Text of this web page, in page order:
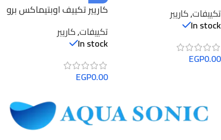
ساخن، 53QFLT24N-708
تكييفات,كاريير
In stock
EGP0.00
كاريير تكييف اوبتيماكس برو
موديل 53KHCT18N-708
تكييفات,كاريير
In stock
EGP0.00